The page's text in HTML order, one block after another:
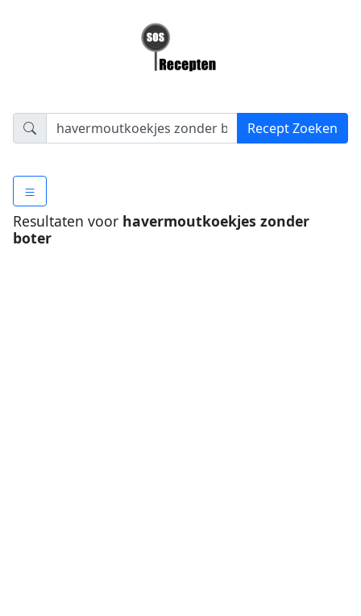
Resultaten voor havermoutkoekjes zonder
boter